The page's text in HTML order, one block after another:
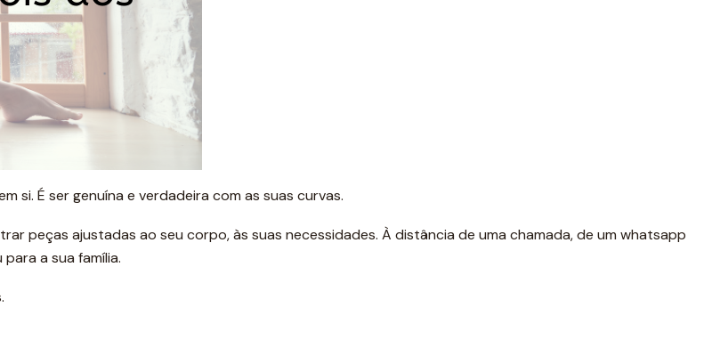
si. É ser genuína e verdadeira com as suas curvas.
peças ajustadas ao seu corpo, às suas necessidades. À distância de uma chamada, de um whatsapp
a sua família.